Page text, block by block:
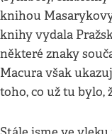
knihou
knihy vydala
některé znaky
Macura však
toho, co už tu bylo,